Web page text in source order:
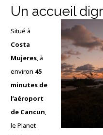
Un accueil
Situé à
Costa
Mujeres, à
environ 45
minutes de
l’aéroport
de Cancun,
le Planet